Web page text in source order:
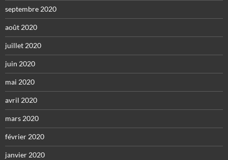
septembre 2020
août 2020
juillet 2020
juin 2020
mai 2020
avril 2020
mars 2020
février 2020
janvier 2020